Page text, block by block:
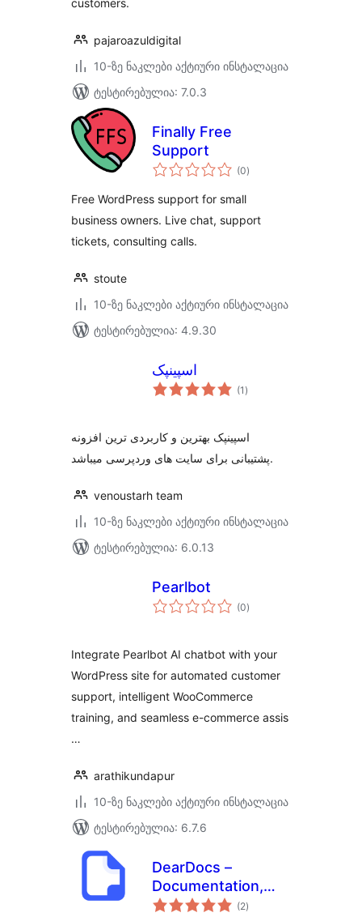
customers.
pajaroazuldigital
10-ზე ნაკლები აქტიური ინსტალაცია
ტესტირებულია: 7.0.3
Finally Free
Support
(0საერთო
რეიტინგი
)
Free WordPress support for small
business owners. Live chat, support
tickets, consulting calls.
stoute
10-ზე ნაკლები აქტიური ინსტალაცია
ტესტირებულია: 4.9.30
اسپینپک
(1 საერთო
რეიტინგი
)
اسپینپک بهترین و کاربردی ترین افزونه
پشتیبانی برای سایت های وردپرسی میباشد.
venoustarh team
10-ზე ნაკლები აქტიური ინსტალაცია
ტესტირებულია: 6.0.13
Pearlbot
(0საერთო
რეიტინგი
)
Integrate Pearlbot AI chatbot with your
WordPress site for automated customer
support, intelligent WooCommerce
training, and seamless e-commerce assis
…
arathikundapur
10-ზე ნაკლები აქტიური ინსტალაცია
ტესტირებულია: 6.7.6
DearDocs –
Documentation,
Knowledge Base,
(2საერთო
რეიტინგი
)